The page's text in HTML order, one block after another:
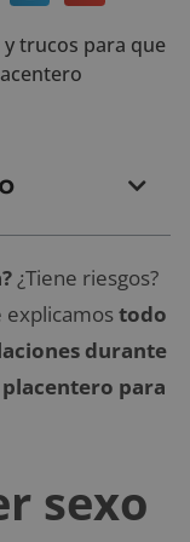
y trucos para que
¿Tiene riesgos?
explicamostodo
durante
para
sexo